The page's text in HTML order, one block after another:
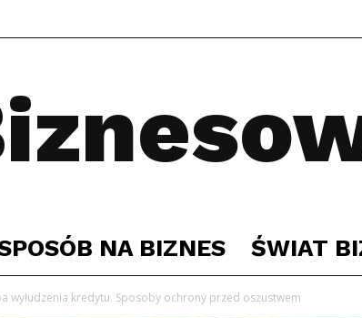
NA BIZNES ŚWIAT
wyłudzenia kredytu. Sposoby ochrony przed oszustwem